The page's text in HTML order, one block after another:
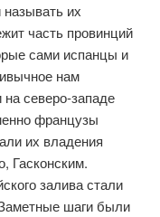
их
часть провинций
сами испанцы и
нам
северо-западе
французы
их владения
Гасконским.
залива стали
шаги были